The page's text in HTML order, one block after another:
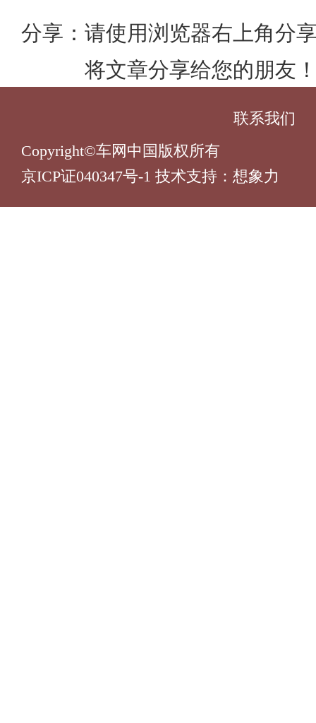
分享： 请使用浏览器右上角分
将文章分享给您的朋友
联系我们
Copyright©车网中国版权所有
京ICP证040347号-1 技术支持： 想象力